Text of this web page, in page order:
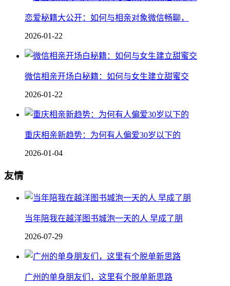
恋爱秘籍大公开：如何与相亲对象微信畅聊，
2026-01-22
微信相亲开场白秘籍：如何与女生建立甜蜜交
2026-01-22
重庆相亲新趋势：为何有人偏爱30岁以下的
2026-01-04
友情
当年陪我在越洋图书城泡一天的人 早成了朋
2026-07-29
广州的单身朋友们，这里有个脱单新思路